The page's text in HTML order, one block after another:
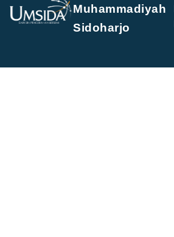
Muhammadiyah
Sidoharjo